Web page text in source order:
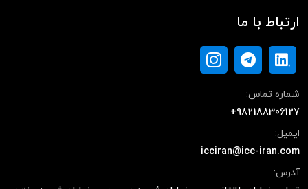
ارتباط با ما
شماره تماس:
+982188306127
ایمیل:
icciran@icc-iran.com
آدرس: